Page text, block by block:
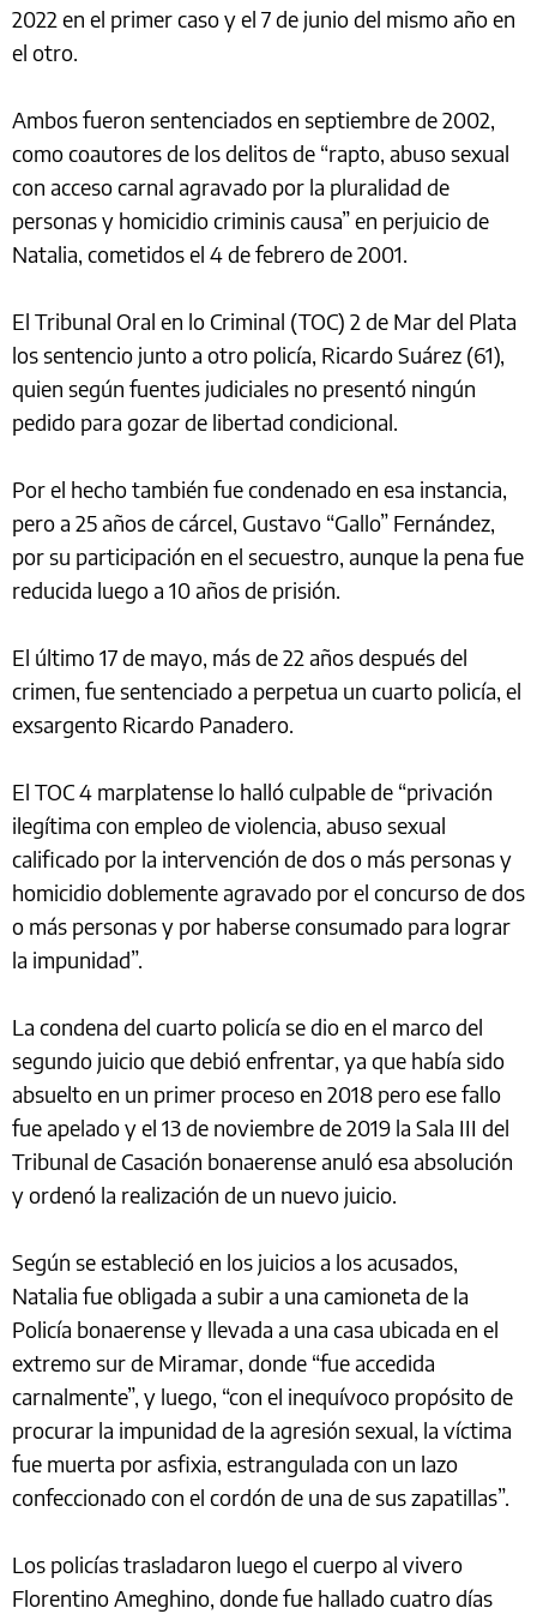
2022 en el primer caso y el 7 de junio del mismo año en
el otro.
Ambos fueron sentenciados en septiembre de 2002,
como coautores de los delitos de “rapto, abuso sexual
con acceso carnal agravado por la pluralidad de
personas y homicidio criminis causa” en perjuicio de
Natalia, cometidos el 4 de febrero de 2001.
El Tribunal Oral en lo Criminal (TOC) 2 de Mar del Plata
los sentencio junto a otro policía, Ricardo Suárez (61),
quien según fuentes judiciales no presentó ningún
pedido para gozar de libertad condicional.
Por el hecho también fue condenado en esa instancia,
pero a 25 años de cárcel, Gustavo “Gallo” Fernández,
por su participación en el secuestro, aunque la pena fue
reducida luego a 10 años de prisión.
El último 17 de mayo, más de 22 años después del
crimen, fue sentenciado a perpetua un cuarto policía, el
exsargento Ricardo Panadero.
El TOC 4 marplatense lo halló culpable de “privación
ilegítima con empleo de violencia, abuso sexual
calificado por la intervención de dos o más personas y
homicidio doblemente agravado por el concurso de dos
o más personas y por haberse consumado para lograr
la impunidad”.
La condena del cuarto policía se dio en el marco del
segundo juicio que debió enfrentar, ya que había sido
absuelto en un primer proceso en 2018 pero ese fallo
fue apelado y el 13 de noviembre de 2019 la Sala III del
Tribunal de Casación bonaerense anuló esa absolución
y ordenó la realización de un nuevo juicio.
Según se estableció en los juicios a los acusados,
Natalia fue obligada a subir a una camioneta de la
Policía bonaerense y llevada a una casa ubicada en el
extremo sur de Miramar, donde “fue accedida
carnalmente”, y luego, “con el inequívoco propósito de
procurar la impunidad de la agresión sexual, la víctima
fue muerta por asfixia, estrangulada con un lazo
confeccionado con el cordón de una de sus zapatillas”.
Los policías trasladaron luego el cuerpo al vivero
Florentino Ameghino, donde fue hallado cuatro días